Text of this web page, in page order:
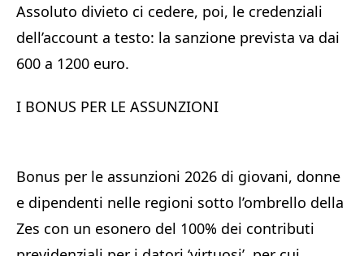
Assoluto divieto ci cedere, poi, le credenziali
dell’account a testo: la sanzione prevista va dai
600 a 1200 euro.
I BONUS PER LE ASSUNZIONI
Bonus per le assunzioni 2026 di giovani, donne
e dipendenti nelle regioni sotto l’ombrello della
Zes con un esonero del 100% dei contributi